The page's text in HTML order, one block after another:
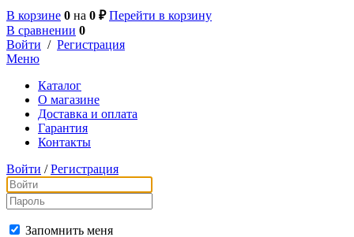
В корзине 0 на 0 ₽ Перейти в корзину
В сравнении 0
Войти / Регистрация
Меню
Каталог
О магазине
Доставка и оплата
Гарантия
Контакты
Войти / Регистрация
Запомнить меня